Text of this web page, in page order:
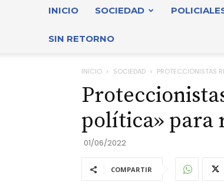
INICIO SOCIEDAD
SIN RETORNO
INICIO SOCIEDAD PROTECCIONISTAS
política» para
01/06/2022
COMPARTIR